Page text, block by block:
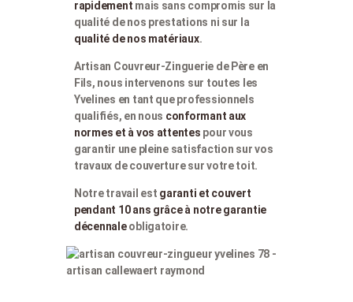
rapidement mais sans compromis sur la
qualité de nos prestations ni sur la
qualité de nos matériaux.
Artisan Couvreur-Zinguerie de Père en
Fils, nous intervenons sur toutes les
Yvelines en tant que professionnels
qualifiés, en nous conformant aux
normes et à vos attentes pour vous
garantir une pleine satisfaction sur vos
travaux de couverture sur votre toit.
Notre travail est garanti et couvert
pendant 10 ans grâce à notre garantie
décennaleobligatoire.